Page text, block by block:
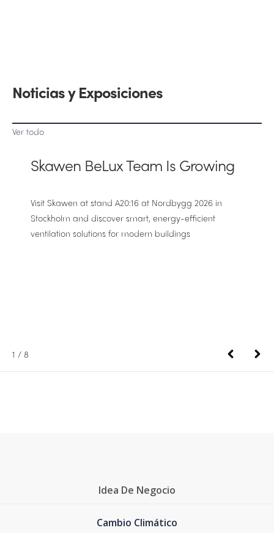
Noticias y Exposiciones
Ver todo
Skawen BeLux Team Is Growing
Visit Skawen at stand A20:16 at Nordbygg 2026 in
Stockholm and discover smart, energy-efficient
ventilation solutions for modern buildings
1 / 8
Idea De Negocio
Cambio Climático